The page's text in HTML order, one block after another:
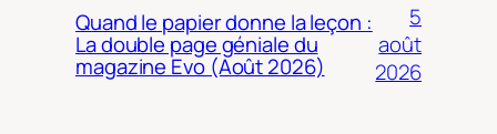
Quand le papier donne la leçon :
La double page géniale du
magazine Evo (Août 2026)
5
août
2026